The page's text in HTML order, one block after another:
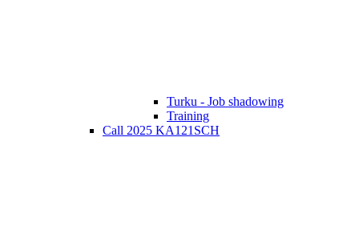
Turku - Job shadowing
Training
Call 2025 KA121SCH